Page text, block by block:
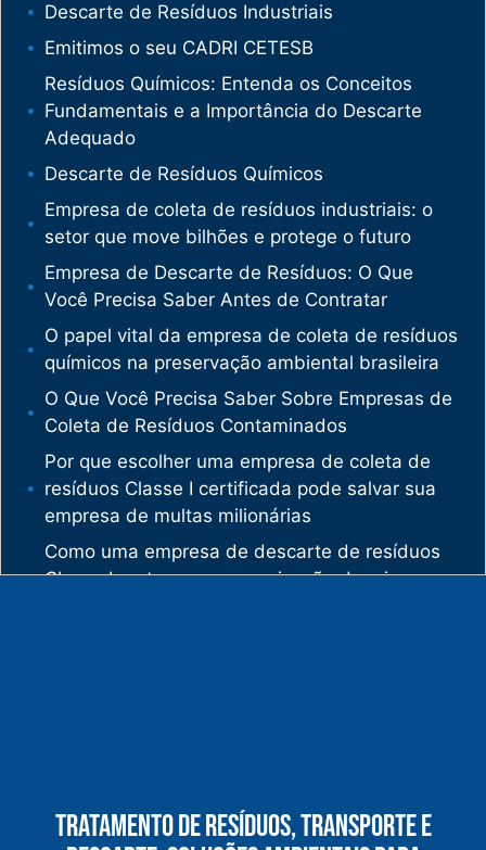
Descarte de Resíduos Industriais
Emitimos o seu CADRI CETESB
Resíduos Químicos: Entenda os Conceitos
Fundamentais e a Importância do Descarte
Adequado
Descarte de Resíduos Químicos
Empresa de coleta de resíduos industriais: o
setor que move bilhões e protege o futuro
Empresa de Descarte de Resíduos: O Que
Você Precisa Saber Antes de Contratar
O papel vital da empresa de coleta de resíduos
químicos na preservação ambiental brasileira
O Que Você Precisa Saber Sobre Empresas de
Coleta de Resíduos Contaminados
Por que escolher uma empresa de coleta de
resíduos Classe I certificada pode salvar sua
empresa de multas milionárias
Como uma empresa de descarte de resíduos
Classe I protege sua organização de crimes
vê oportunidades bilionárias esperando para
serem exploradas.
Tratamento De Resíduos, Transporte E